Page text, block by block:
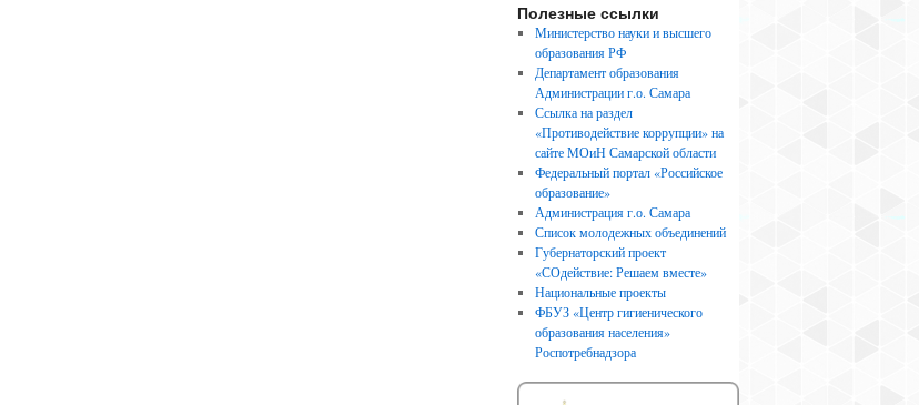
Полезные ссылки
Министерство науки и высшего
образования РФ
Департамент образования
Администрации г.о. Самара
Ссылка на раздел
«Противодействие коррупции» на
сайте МОиН Самарской области
Федеральный портал «Российское
образование»
Администрация г.о. Самара
Список молодежных объединений
Губернаторский проект
«СОдействие: Решаем вместе»
Национальные проекты
ФБУЗ «Центр гигиенического
образования населения»
Роспотребнадзора